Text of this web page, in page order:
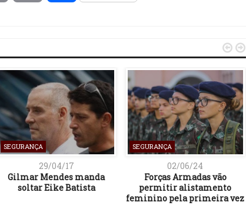
SEGURANÇA
29/04/17
Gilmar Mendes manda
soltar Eike Batista
SEGURANÇA
02/06/24
Forças Armadas vão
permitir alistamento
feminino pela primeira vez
 